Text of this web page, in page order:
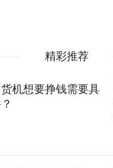
精彩推荐
机想要挣钱需要具